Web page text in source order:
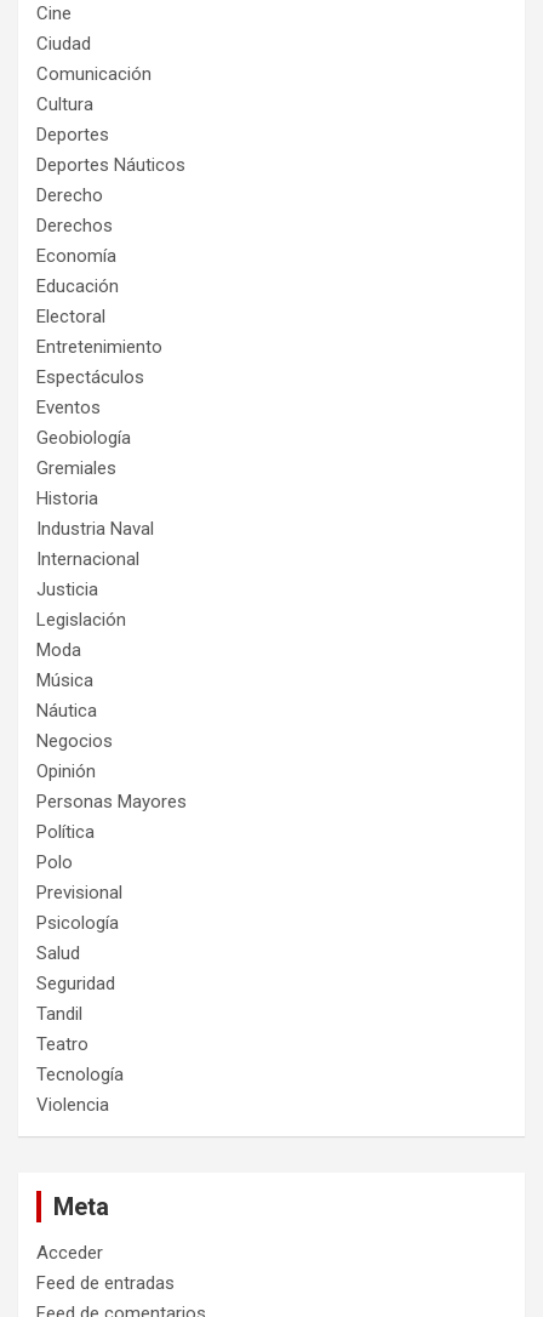
Cine
Ciudad
Comunicación
Cultura
Deportes
Deportes Náuticos
Derecho
Derechos
Economía
Educación
Electoral
Entretenimiento
Espectáculos
Eventos
Geobiología
Gremiales
Historia
Industria Naval
Internacional
Justicia
Legislación
Moda
Música
Náutica
Negocios
Opinión
Personas Mayores
Política
Polo
Previsional
Psicología
Salud
Seguridad
Tandil
Teatro
Tecnología
Violencia
Meta
Acceder
Feed de entradas